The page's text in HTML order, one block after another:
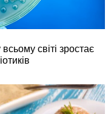
світі зростає